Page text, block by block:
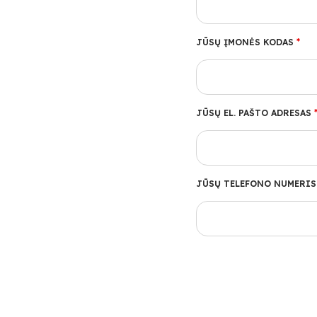
JŪSŲ ĮMONĖS KODAS *
JŪSŲ EL. PAŠTO ADRESAS *
JŪSŲ TELEFONO NUMERIS